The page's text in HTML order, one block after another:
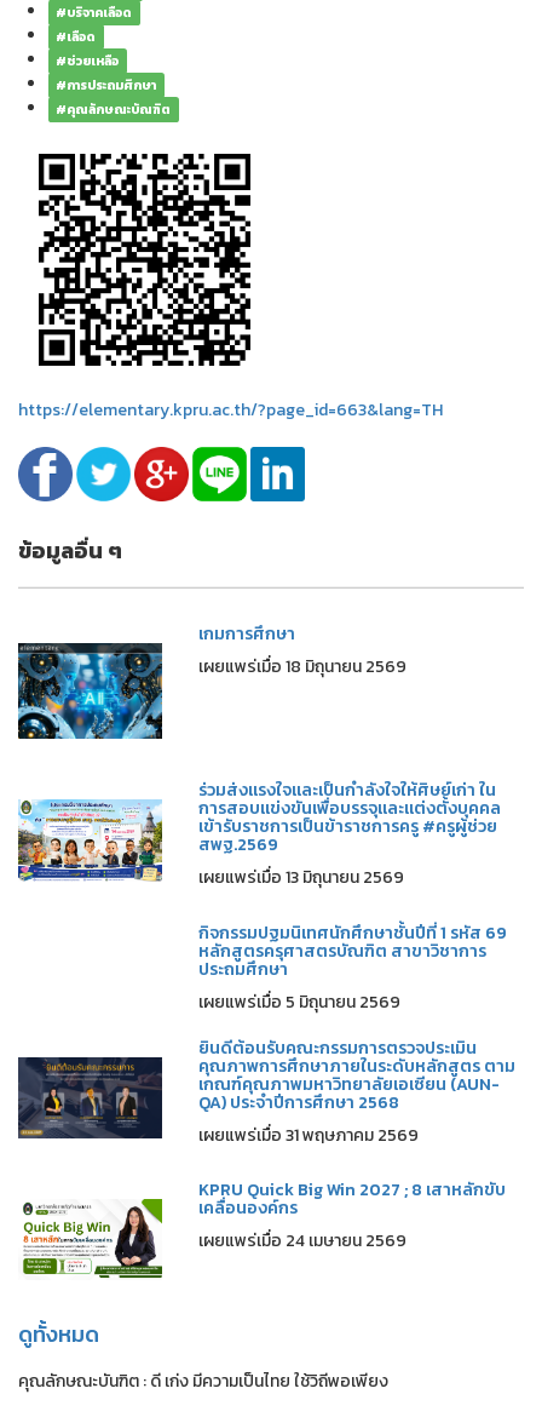
#บริจาคเลือด
#เลือด
#ช่วยเหลือ
#การประถมศึกษา
#คุณลักษณะบัณฑิต
https://elementary.kpru.ac.th/?page_id=663&lang=TH
ข้อมูลอื่น ๆ
เกมการศึกษา
เผยแพร่เมื่อ 18 มิถุนายน 2569
ร่วมส่งแรงใจและเป็นกำลังใจให้ศิษย์เก่า ใน
การสอบแข่งขันเพื่อบรรจุและแต่งตั้งบุคคล
เข้ารับราชการเป็นข้าราชการครู #ครูผู้ช่วย
สพฐ.2569
เผยแพร่เมื่อ 13 มิถุนายน 2569
กิจกรรมปฐมนิเทศนักศึกษาชั้นปีที่ 1 รหัส 69
หลักสูตรครุศาสตรบัณฑิต สาขาวิชาการ
ประถมศึกษา
เผยแพร่เมื่อ 5 มิถุนายน 2569
ยินดีต้อนรับคณะกรรมการตรวจประเมิน
คุณภาพการศึกษาภายในระดับหลักสูตร ตาม
เกณฑ์คุณภาพมหาวิทยาลัยเอเซียน (AUN-
QA) ประจำปีการศึกษา 2568
เผยแพร่เมื่อ 31 พฤษภาคม 2569
KPRU Quick Big Win 2027 ; 8 เสาหลักขับ
เคลื่อนองค์กร
เผยแพร่เมื่อ 24 เมษายน 2569
ดูทั้งหมด
คุณลักษณะบันฑิต : ดี เก่ง มีความเป็นไทย ใช้วิถีพอเพียง